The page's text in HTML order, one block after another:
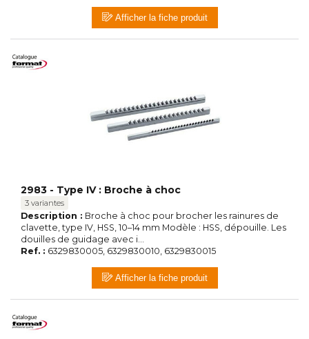
Afficher la fiche produit
2983 - Type IV : Broche à choc
3 variantes
Description : Broche à choc pour brocher les rainures de
clavette, type IV, HSS, 10–14 mm Modèle : HSS, dépouille. Les
douilles de guidage avec i...
Ref. : 6329830005, 6329830010, 6329830015
Afficher la fiche produit